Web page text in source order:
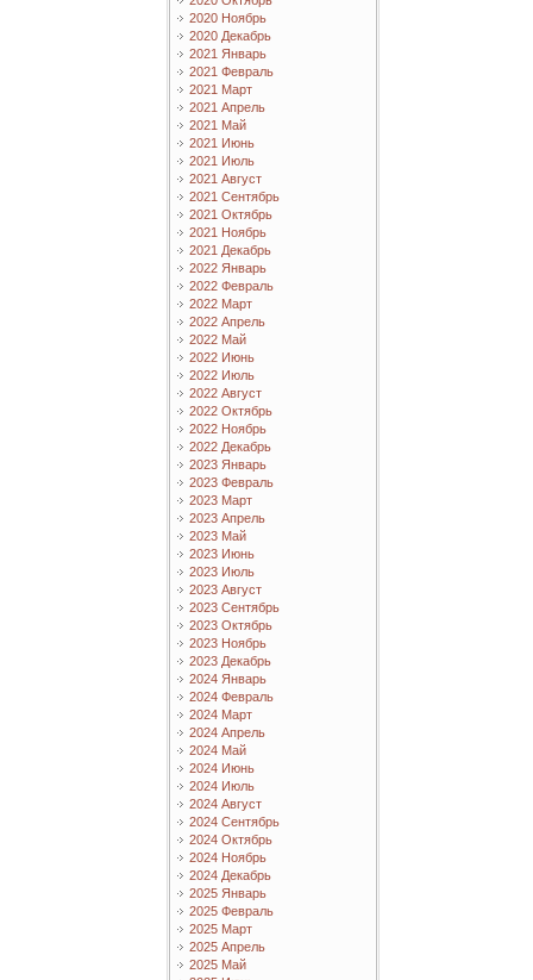
2020 Ноябрь
2020 Декабрь
2021 Январь
2021 Февраль
2021 Март
2021 Апрель
2021 Май
2021 Июнь
2021 Июль
2021 Август
2021 Сентябрь
2021 Октябрь
2021 Ноябрь
2021 Декабрь
2022 Январь
2022 Февраль
2022 Март
2022 Апрель
2022 Май
2022 Июнь
2022 Июль
2022 Август
2022 Октябрь
2022 Ноябрь
2022 Декабрь
2023 Январь
2023 Февраль
2023 Март
2023 Апрель
2023 Май
2023 Июнь
2023 Июль
2023 Август
2023 Сентябрь
2023 Октябрь
2023 Ноябрь
2023 Декабрь
2024 Январь
2024 Февраль
2024 Март
2024 Апрель
2024 Май
2024 Июнь
2024 Июль
2024 Август
2024 Сентябрь
2024 Октябрь
2024 Ноябрь
2024 Декабрь
2025 Январь
2025 Февраль
2025 Март
2025 Апрель
2025 Май